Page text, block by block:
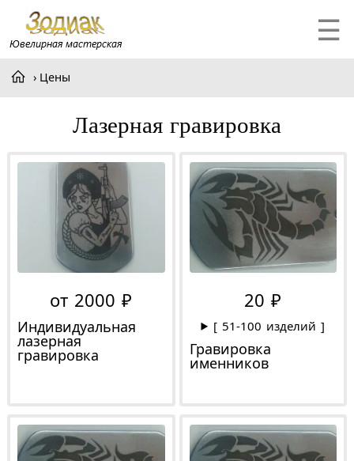
☰
Цены
Лазерная гравировка
от 2000 ₽
Индивидуальная
лазерная
гравировка
20 ₽
[ 51-100 изделий ]
Гравировка
именников